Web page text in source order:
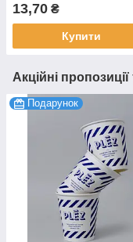
13,70 ₴
Купити
Акційні
Подарунок